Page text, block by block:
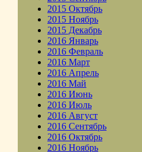
2015 Октябрь
2015 Ноябрь
2015 Декабрь
2016 Январь
2016 Февраль
2016 Март
2016 Апрель
2016 Май
2016 Июнь
2016 Июль
2016 Август
2016 Сентябрь
2016 Октябрь
2016 Ноябрь